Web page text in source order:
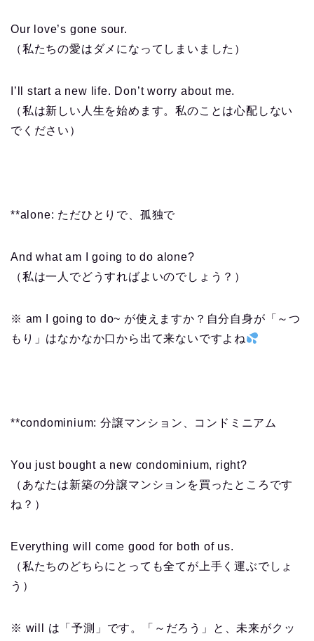
Our love’s gone sour.
（私たちの愛はダメになってしまいました）
I’ll start a new life. Don’t worry about me.
（私は新しい人生を始めます。私のことは心配しない
でください）
**alone: ただひとりで、孤独で
And what am I going to do alone?
（私は一人でどうすればよいのでしょう？）
※ am I going to do~ が使えますか？自分自身が「～つ
もり」はなかなか口から出て来ないですよね
**condominium: 分譲マンション、コンドミニアム
You just bought a new condominium, right?
（あなたは新築の分譲マンションを買ったところです
ね？）
Everything will come good for both of us.
（私たちのどちらにとっても全てが上手く運ぶでしょ
う）
※ will は「予測」です。「～だろう」と、未来がクッ